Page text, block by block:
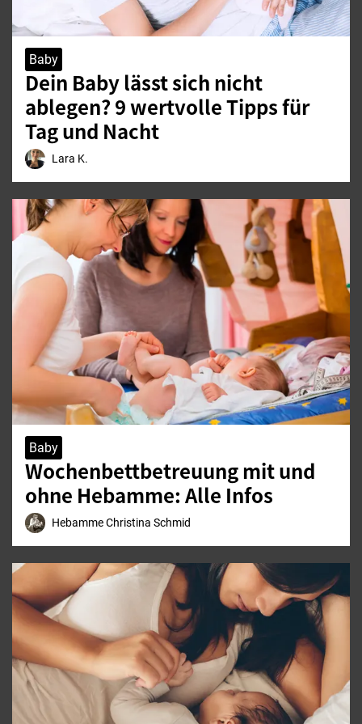
Baby
Dein Baby lässt sich nicht
ablegen? 9 wertvolle Tipps für
Tag und Nacht
Lara K.
Baby
Wochenbettbetreuung mit und
ohne Hebamme: Alle Infos
Hebamme Christina Schmid